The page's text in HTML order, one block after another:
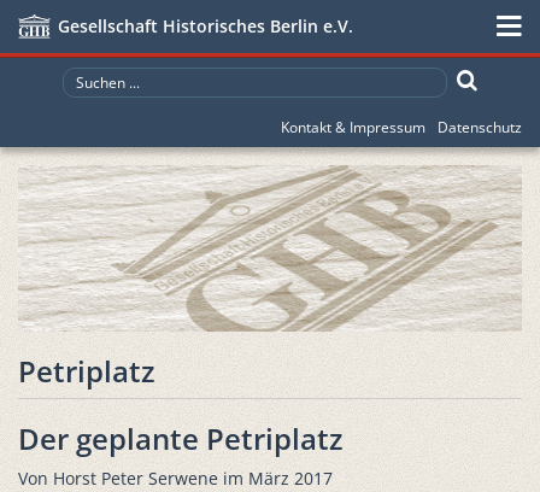
Gesellschaft Historisches Berlin e.V.
Kontakt & Impressum Datenschutz
Petriplatz
Der geplante Petriplatz
Von Horst Peter Serwene im März 2017